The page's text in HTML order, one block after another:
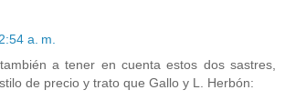
a. m.
a tener en cuenta estos dos sastres,
de precio y trato que Gallo y L. Herbón: